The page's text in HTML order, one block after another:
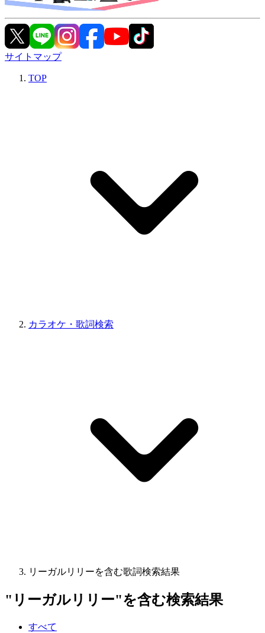
サイトマップ
TOP
カラオケ・歌詞検索
リーガルリリーを含む歌詞検索結果
" リーガルリリー"を含む検索結果
すべて